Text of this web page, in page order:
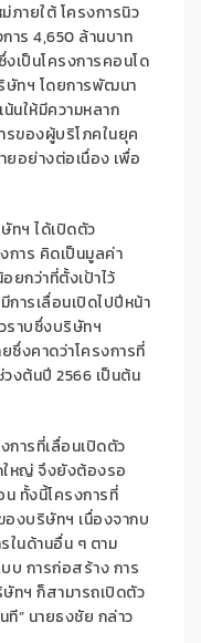
ภายใต้โครงการนิว
าร 4,650 ล้านบาท
ซึ่งเป็นโครงการคอนโด
ิษัทฯ โดยการพัฒนา
เน้นให้มีความหลาก
รของผู้บริโภคในยุค
ยอย่างต่อเนื่อง เพื่อ
ทฯ ได้เปิดตัว
การ คิดเป็นมูลค่า
ยกว่าที่ตั้งเป้าไว้
มีการเลื่อนเปิดไปปีหน้า
ราบซึ่งบริษัทฯ
ซึ่งคาดว่าโครงการที่
วงต้นป 2566 เป็นต้น
การที่เลื่อนเปิดตัว
ใหญ่ จึงยังต้องรอ
น ทั้งนี้โครงการที่
องบริษัทฯ เนื่องจากบ
ในด้านอื่น ๆ ตาม
บ การก่อสร้าง การ
ิษัทฯ ก็สามารถเปิดตัว
ที” นายธงชัย กล่าว